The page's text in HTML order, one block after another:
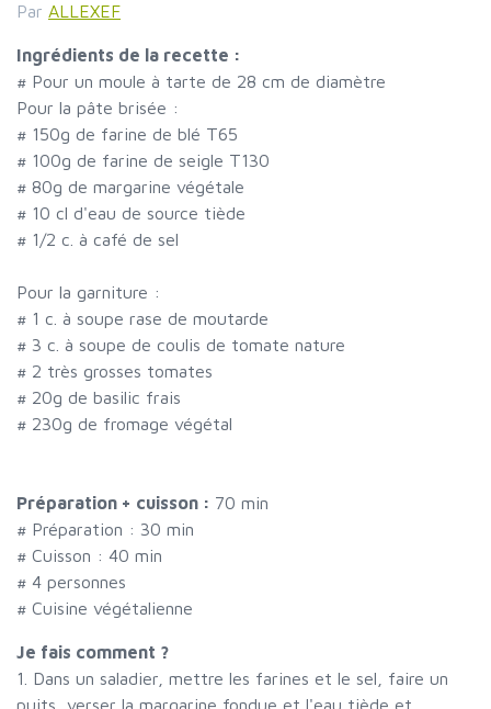
Par ALLEXEF
Ingrédients de la recette :
# Pour un moule à tarte de 28 cm de diamètre
Pour la pâte brisée :
# 150g de farine de blé T65
# 100g de farine de seigle T130
# 80g de margarine végétale
# 10 cl d'eau de source tiède
# 1/2 c. à café de sel
Pour la garniture :
# 1 c. à soupe rase de moutarde
# 3 c. à soupe de coulis de tomate nature
# 2 très grosses tomates
# 20g de basilic frais
# 230g de fromage végétal
Préparation + cuisson : 70 min
# Préparation : 30 min
# Cuisson : 40 min
# 4 personnes
# Cuisine végétalienne
Je fais comment ?
1. Dans un saladier, mettre les farines et le sel, faire un
puits, verser la margarine fondue et l'eau tiède et